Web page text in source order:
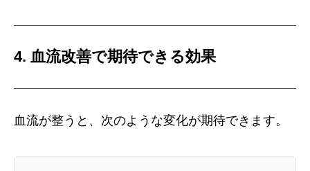
4. 血流改善で期待できる効果
血流が整うと、次のような変化が期待できます。